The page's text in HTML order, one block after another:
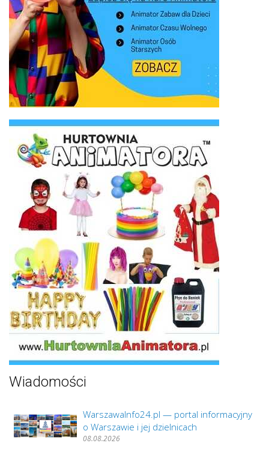
Wiadomości
WarszawaInfo24.pl — portal informacyjny
o Warszawie i jej dzielnicach
08.08.2026